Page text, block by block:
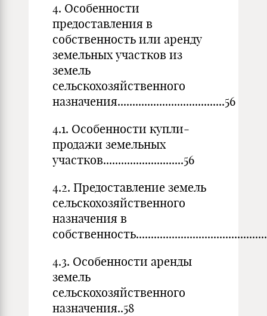
4. Особенности
предоставления в
собственность или аренду
земельных участков из
земель
сельскохозяйственного
назначения....................................56
4.1. Особенности купли-
продажи земельных
участков...........................56
4.2. Предоставление земель
сельскохозяйственного
назначения в
4.3. Особенности аренды
земель
сельскохозяйственного
назначения..58